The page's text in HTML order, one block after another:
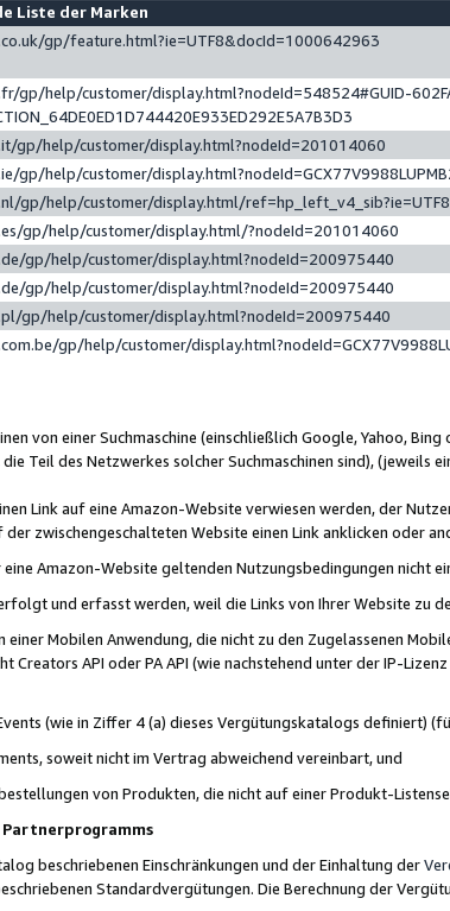
Liste der Marken
gp/feature.html?ie=UTF8&docId=1000642963
gp/help/customer/display.html?nodeId=548524#GUID-
gp/help/customer/display.html?nodeId=201014060
gp/help/customer/
gp/help/customer/display.html/
gp/help/customer/display.html/?nodeId=201014060
gp/help/customer/display.html?nodeId=200975440
gp/help/customer/display.html?nodeId=200975440
gp/help/customer/display.html?nodeId=200975440
gp/help/customer/
von einer Suchmaschine (einschließlich Google, Yahoo,
Teil des Netzwerkes solcher Suchmaschinen sind), (jeweils
Link auf eine Amazon-Website verwiesen werden, der
zwischengeschalteten Website einen Link anklicken oder
Amazon-Website geltenden Nutzungsbedingungen nicht
und erfasst werden, weil die Links von Ihrer Website zu
Mobilen Anwendung, die nicht zu den Zugelassenen
Creators API oder PA API (wie nachstehend unter der IP-
(wie in Ziffer 4 (a) dieses Vergütungskatalogs definiert)
soweit nicht im Vertrag abweichend vereinbart, und
von Produkten, die nicht auf einer Produkt-
Partnerprogramms
beschriebenen Einschränkungen und der Einhaltung der
Standardvergütungen. Die Berechnung der